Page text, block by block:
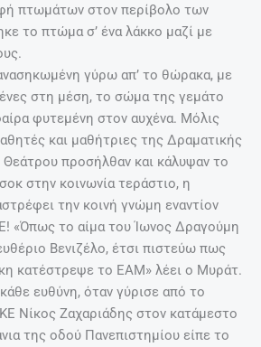
πτωμάτων στον περίβολο των
το πτώμα σ’ ένα λάκκο μαζί με
γύρω απ’ το θώρακα, με
στη μέση, το σώμα της γεμάτο
φυτεμένη στον αυχένα. Μόλις
και μαθήτριες της Δραματικής
προσήλθαν και κάλυψαν το
στην κοινωνία τεράστιο, η
την κοινή γνώμη εναντίον
«Όπως το αίμα του Ίωνος Δραγούμη
Βενιζέλο, έτσι πιστεύω πως
κατέστρεψε το ΕΑΜ» λέει ο Μυράτ.
ευθύνη, όταν γύρισε από το
Νίκος Ζαχαριάδης στον κατάμεστο
της οδού Πανεπιστημίου είπε το